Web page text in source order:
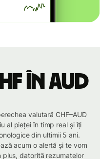
în AUD
valutară CHF–AUD
al pieței în timp real și îți
din ultimii 5 ani.
acum o alertă și te vom
datorită rezumatelor